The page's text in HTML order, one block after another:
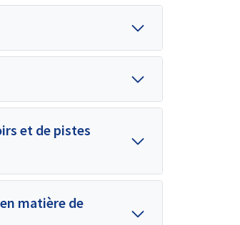
et de pistes
matière de